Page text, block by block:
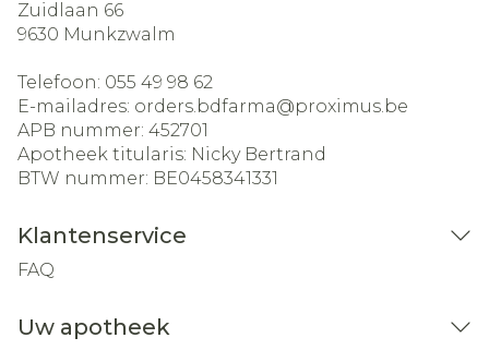
Zuidlaan 66
9630 Munkzwalm
Telefoon: 055 49 98 62
E-mailadres: orders.bdfarma@proximus.be
APB nummer: 452701
Apotheek titularis: Nicky Bertrand
BTW nummer: BE0458341331
Klantenservice
FAQ
Uw apotheek